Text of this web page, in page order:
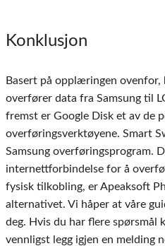
Konklusjon
Basert på opplæringen ovenfor,
overfører data fra Samsung til
fremst er Google Disk et av de
overføringsverktøyene. Smart
Samsung overføringsprogram.
internettforbindelse for å
fysisk tilkobling, er Apeaksoft
alternativet. Vi håper at våre
deg. Hvis du har flere
vennligst legg igjen en melding